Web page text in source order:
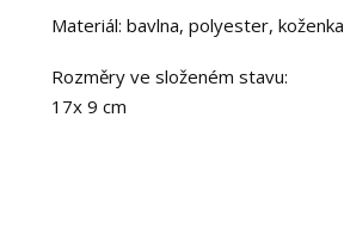
Materiál: bavlna, polyester, koženka
Rozměry ve složeném stavu:
17x 9 cm